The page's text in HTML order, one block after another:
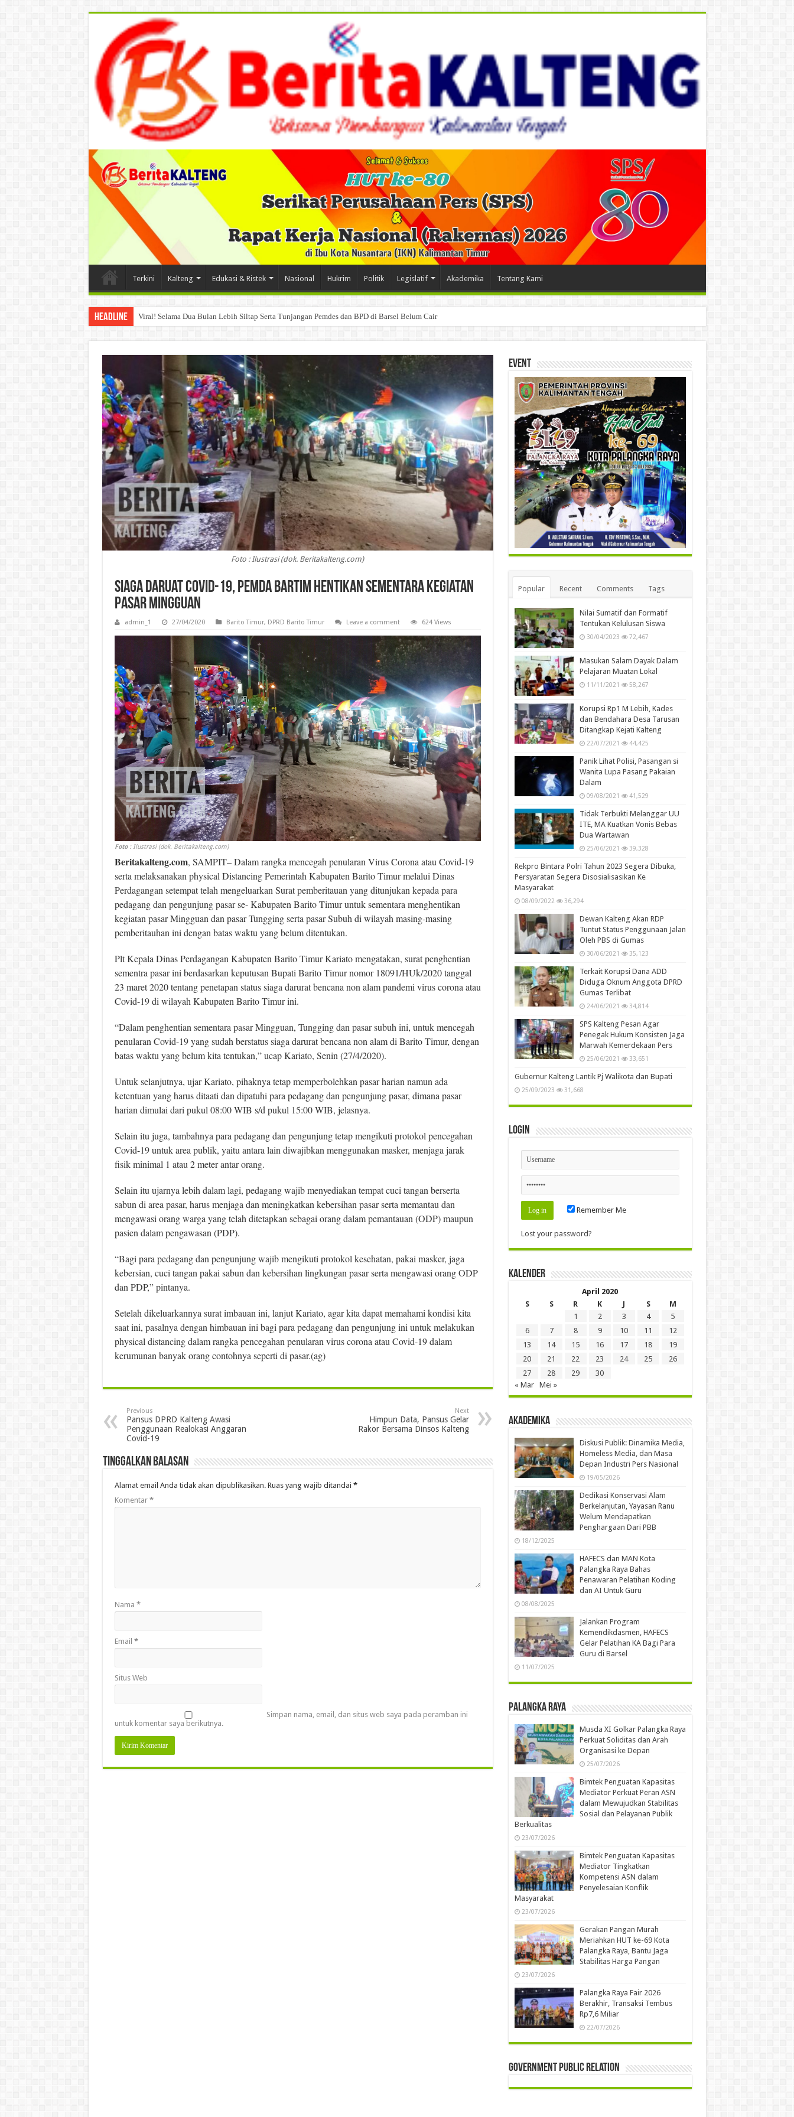
Terkini Kalteng Edukasi & Ristek Nasional Hukrim Politik Legislatif Akademika Tentang Kami
Headline Viral! Selama Dua Bulan Lebih Siltap Serta Tunjangan Pemdes dan BPD di Barsel Belum Cair
Foto : Ilustrasi (dok. Beritakalteng.com)
Siaga Daruat Covid-19, Pemda Bartim Hentikan Sementara Kegiatan
Pasar Mingguan
admin_1 27/04/2020 Barito Timur, DPRD Barito Timur Leave a comment 624 Views
Foto: Ilustrasi (dok. Beritakalteng.com)
Beritakalteng.com, SAMPIT– Dalam rangka mencegah penularan Virus Corona atau Covid-19
serta melaksanakan physical Distancing Pemerintah Kabupaten Barito Timur melalui Dinas
Perdagangan setempat telah mengeluarkan Surat pemberitauan yang ditunjukan kepada para
pedagang dan pengunjung pasar se- Kabupaten Barito Timur untuk sementara menghentikan
kegiatan pasar Mingguan dan pasar Tungging serta pasar Subuh di wilayah masing-masing
pemberitauhan ini dengan batas waktu yang belum ditentukan.
Plt Kepala Dinas Perdagangan Kabupaten Barito Timur Kariato mengatakan, surat penghentian
sementra pasar ini berdasarkan keputusan Bupati Barito Timur nomor 18091/HUk/2020 tanggal
23 maret 2020 tentang penetapan status siaga darurat bencana non alam pandemi virus corona atau
Covid-19 di wilayah Kabupaten Barito Timur ini.
“Dalam penghentian sementara pasar Mingguan, Tungging dan pasar subuh ini, untuk mencegah
penularan Covid-19 yang sudah berstatus siaga darurat bencana non alam di Barito Timur, dengan
batas waktu yang belum kita tentukan,” ucap Kariato, Senin (27/4/2020).
Untuk selanjutnya, ujar Kariato, pihaknya tetap memperbolehkan pasar harian namun ada
ketentuan yang harus ditaati dan dipatuhi para pedagang dan pengunjung pasar, dimana pasar
harian dimulai dari pukul 08:00 WIB s/d pukul 15:00 WIB, jelasnya.
Selain itu juga, tambahnya para pedagang dan pengunjung tetap mengikuti protokol pencegahan
Covid-19 untuk area publik, yaitu antara lain diwajibkan menggunakan masker, menjaga jarak
fisik minimal 1 atau 2 meter antar orang.
Selain itu ujarnya lebih dalam lagi, pedagang wajib menyediakan tempat cuci tangan berserta
sabun di area pasar, harus menjaga dan meningkatkan kebersihan pasar serta memantau dan
mengawasi orang warga yang telah ditetapkan sebagai orang dalam pemantauan (ODP) maupun
pasien dalam pengawasan (PDP).
“Bagi para pedagang dan pengunjung wajib mengikuti protokol kesehatan, pakai masker, jaga
kebersian, cuci tangan pakai sabun dan kebersihan lingkungan pasar serta mengawasi orang ODP
dan PDP,” pintanya.
Setelah dikeluarkannya surat imbauan ini, lanjut Kariato, agar kita dapat memahami kondisi kita
saat ini, pasalnya dengan himbauan ini bagi para pedagang dan pengunjung ini untuk melakukan
physical distancing dalam rangka pencegahan penularan virus corona atau Covid-19 dalam
kerumunan banyak orang contohnya seperti di pasar.(ag)
Previous
Pansus DPRD Kalteng Awasi
Penggunaan Realokasi Anggaran
Covid-19
Next
Himpun Data, Pansus Gelar
Rakor Bersama Dinsos Kalteng
Tinggalkan Balasan
Alamat email Anda tidak akan dipublikasikan. Ruas yang wajib ditandai *
Komentar *
Nama *
Email *
Situs Web
Simpan nama, email, dan situs web saya pada peramban ini
untuk komentar saya berikutnya.
Event
Popular Recent Comments Tags
Nilai Sumatif dan Formatif
Tentukan Kelulusan Siswa
30/04/2023 72,467
Masukan Salam Dayak Dalam
Pelajaran Muatan Lokal
11/11/2021 58,267
Korupsi Rp1 M Lebih, Kades
dan Bendahara Desa Tarusan
Ditangkap Kejati Kalteng
22/07/2021 44,425
Panik Lihat Polisi, Pasangan si
Wanita Lupa Pasang Pakaian
Dalam
09/08/2021 41,529
Tidak Terbukti Melanggar UU
ITE, MA Kuatkan Vonis Bebas
Dua Wartawan
25/06/2021 39,328
Rekpro Bintara Polri Tahun 2023 Segera Dibuka,
Persyaratan Segera Disosialisasikan Ke
Masyarakat
08/09/2022 36,294
Dewan Kalteng Akan RDP
Tuntut Status Penggunaan Jalan
Oleh PBS di Gumas
30/06/2021 35,123
Terkait Korupsi Dana ADD
Diduga Oknum Anggota DPRD
Gumas Terlibat
24/06/2021 34,814
SPS Kalteng Pesan Agar
Penegak Hukum Konsisten Jaga
Marwah Kemerdekaan Pers
25/06/2021 33,651
Gubernur Kalteng Lantik Pj Walikota dan Bupati
25/09/2023 31,668
Login
Remember Me
Lost your password?
Kalender
April 2020
S
S R K J S
M
1
2 3 4
5
6
7 8 9 10 11
12
13
14 15 16 17 18
19
20
21 22 23 24 25
26
27
28 29
30
« Mar
Mei »
Akademika
Diskusi Publik: Dinamika Media,
Homeless Media, dan Masa
Depan Industri Pers Nasional
19/05/2026
Dedikasi Konservasi Alam
Berkelanjutan, Yayasan Ranu
Welum Mendapatkan
Penghargaan Dari PBB
18/12/2025
HAFECS dan MAN Kota
Palangka Raya Bahas
Penawaran Pelatihan Koding
dan AI Untuk Guru
08/08/2025
Jalankan Program
Kemendikdasmen, HAFECS
Gelar Pelatihan KA Bagi Para
Guru di Barsel
11/07/2025
Palangka Raya
Musda XI Golkar Palangka Raya
Perkuat Soliditas dan Arah
Organisasi ke Depan
25/07/2026
Bimtek Penguatan Kapasitas
Mediator Perkuat Peran ASN
dalam Mewujudkan Stabilitas
Sosial dan Pelayanan Publik
Berkualitas
23/07/2026
Bimtek Penguatan Kapasitas
Mediator Tingkatkan
Kompetensi ASN dalam
Penyelesaian Konflik
Masyarakat
23/07/2026
Gerakan Pangan Murah
Meriahkan HUT ke-69 Kota
Palangka Raya, Bantu Jaga
Stabilitas Harga Pangan
23/07/2026
Palangka Raya Fair 2026
Berakhir, Transaksi Tembus
Rp7,6 Miliar
22/07/2026
Government Public Relation